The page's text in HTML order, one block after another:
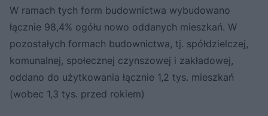
W ramach tych form budownictwa wybudowano
łącznie 98,4% ogółu nowo oddanych mieszkań. W
pozostałych formach budownictwa, tj. spółdzielczej,
komunalnej, społecznej czynszowej i zakładowej,
oddano do użytkowania łącznie 1,2 tys. mieszkań
(wobec 1,3 tys. przed rokiem)